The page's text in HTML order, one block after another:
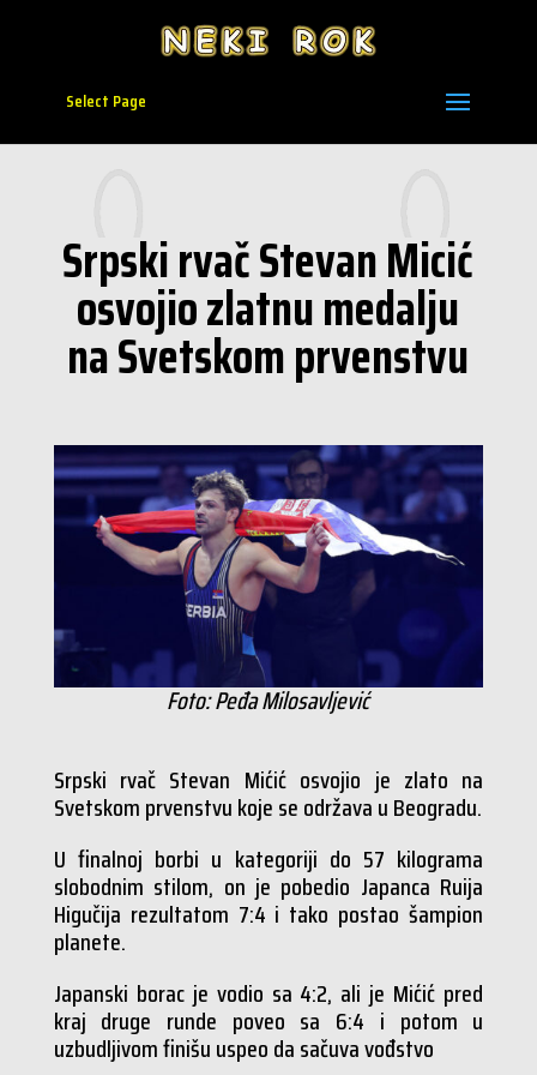
Select Page
Srpski rvač Stevan Micić
osvojio zlatnu medalju
na Svetskom prvenstvu
Foto: Peđa Milosavljević
Srpski rvač Stevan Mićić osvojio je zlato na
Svetskom prvenstvu koje se održava u Beogradu.
U finalnoj borbi u kategoriji do 57 kilograma
slobodnim stilom, on je pobedio Japanca Ruija
Higučija rezultatom 7:4 i tako postao šampion
planete.
Japanski borac je vodio sa 4:2, ali je Mićić pred
kraj druge runde poveo sa 6:4 i potom u
uzbudljivom finišu uspeo da sačuva vođstvo